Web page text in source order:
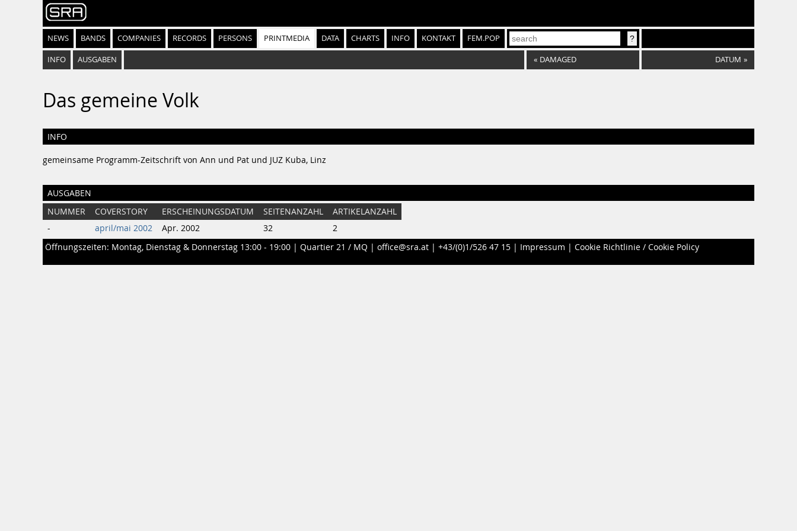
NEWS BANDS COMPANIES RECORDS PERSONS PRINTMEDIA DATA CHARTS INFO KONTAKT FEM.POP
INFO AUSGABEN « DAMAGED DATUM »
Das gemeine Volk
INFO
gemeinsame Programm-Zeitschrift von Ann und Pat und JUZ Kuba, Linz
AUSGABEN
NUMMER COVERSTORY ERSCHEINUNGSDATUM SEITENANZAHL
ARTIKELANZAHL
-
april/mai 2002 Apr. 2002 32
2
Öffnungszeiten: Montag, Dienstag & Donnerstag 13:00 - 19:00 | Quartier 21 / MQ | office@sra.at | +43/(0)1/526 47 15 | Impressum | Cookie Richtlinie / Cookie Policy